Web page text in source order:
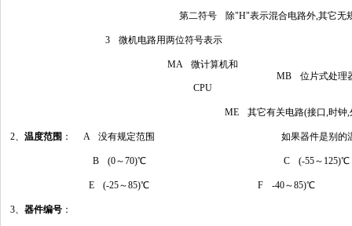
第二符号 除"H"表示混合电路外,其它无
3 微机电路用两位符号表示
MA 微计算机和
CPU
MB 位片式处理
ME 其它有关电路(接口,时钟,
2、 温度范围 ： A 没有规定范围 如果器件是别的
B (0～70)℃ C (-55～125)℃
E (-25～85)℃ F -40～85)℃
3、 器件编号：